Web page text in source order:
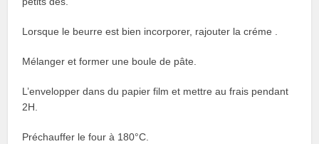
Lorsque le beurre est bien incorporer, rajouter la créme .
Mélanger et former une boule de pâte.
L’envelopper dans du papier film et mettre au frais pendant
2H.
Préchauffer le four à 180°C.